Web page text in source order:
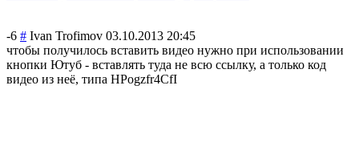
-6 # Ivan Trofimov 03.10.2013 20:45
чтобы получилось вставить видео нужно при использовании
кнопки Ютуб - вставлять туда не всю ссылку, а только код
видео из неё, типа HPogzfr4CfI